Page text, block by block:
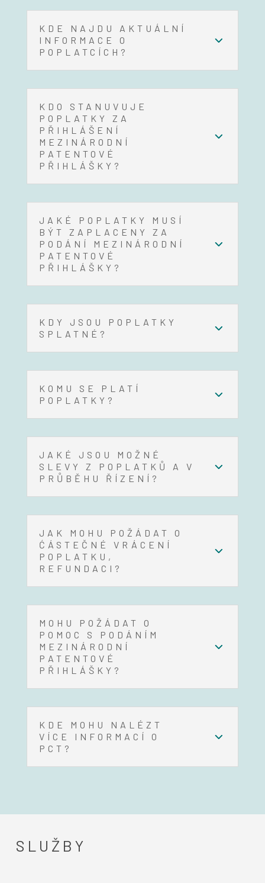
KDE NAJDU AKTUÁLNÍ
INFORMACE O
POPLATCÍCH?
KDO STANUVUJE
POPLATKY ZA
PŘIHLÁŠENÍ
MEZINÁRODNÍ
PATENTOVÉ
PŘIHLÁŠKY?
JAKÉ POPLATKY MUSÍ
BÝT ZAPLACENY ZA
PODÁNÍ MEZINÁRODNÍ
PATENTOVÉ
PŘIHLÁŠKY?
KDY JSOU POPLATKY
SPLATNÉ?
KOMU SE PLATÍ
POPLATKY?
JAKÉ JSOU MOŽNÉ
SLEVY Z POPLATKŮ A V
PRŮBĚHU ŘÍZENÍ?
JAK MOHU POŽÁDAT O
ĆÁSTEČNÉ VRÁCENÍ
POPLATKU,
REFUNDACI?
MOHU POŽÁDAT O
POMOC S PODÁNÍM
MEZINÁRODNÍ
PATENTOVÉ
PŘIHLÁŠKY?
KDE MOHU NALÉZT
VÍCE INFORMACÍ O
PCT?
SLUŽBY